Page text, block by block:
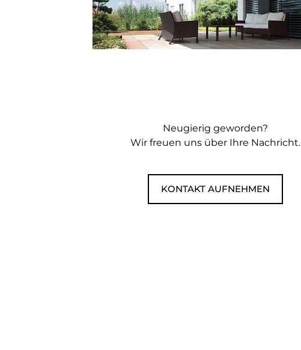
Neugierig geworden?
Wir freuen uns über Ihre Nachricht.
KONTAKT AUFNEHMEN